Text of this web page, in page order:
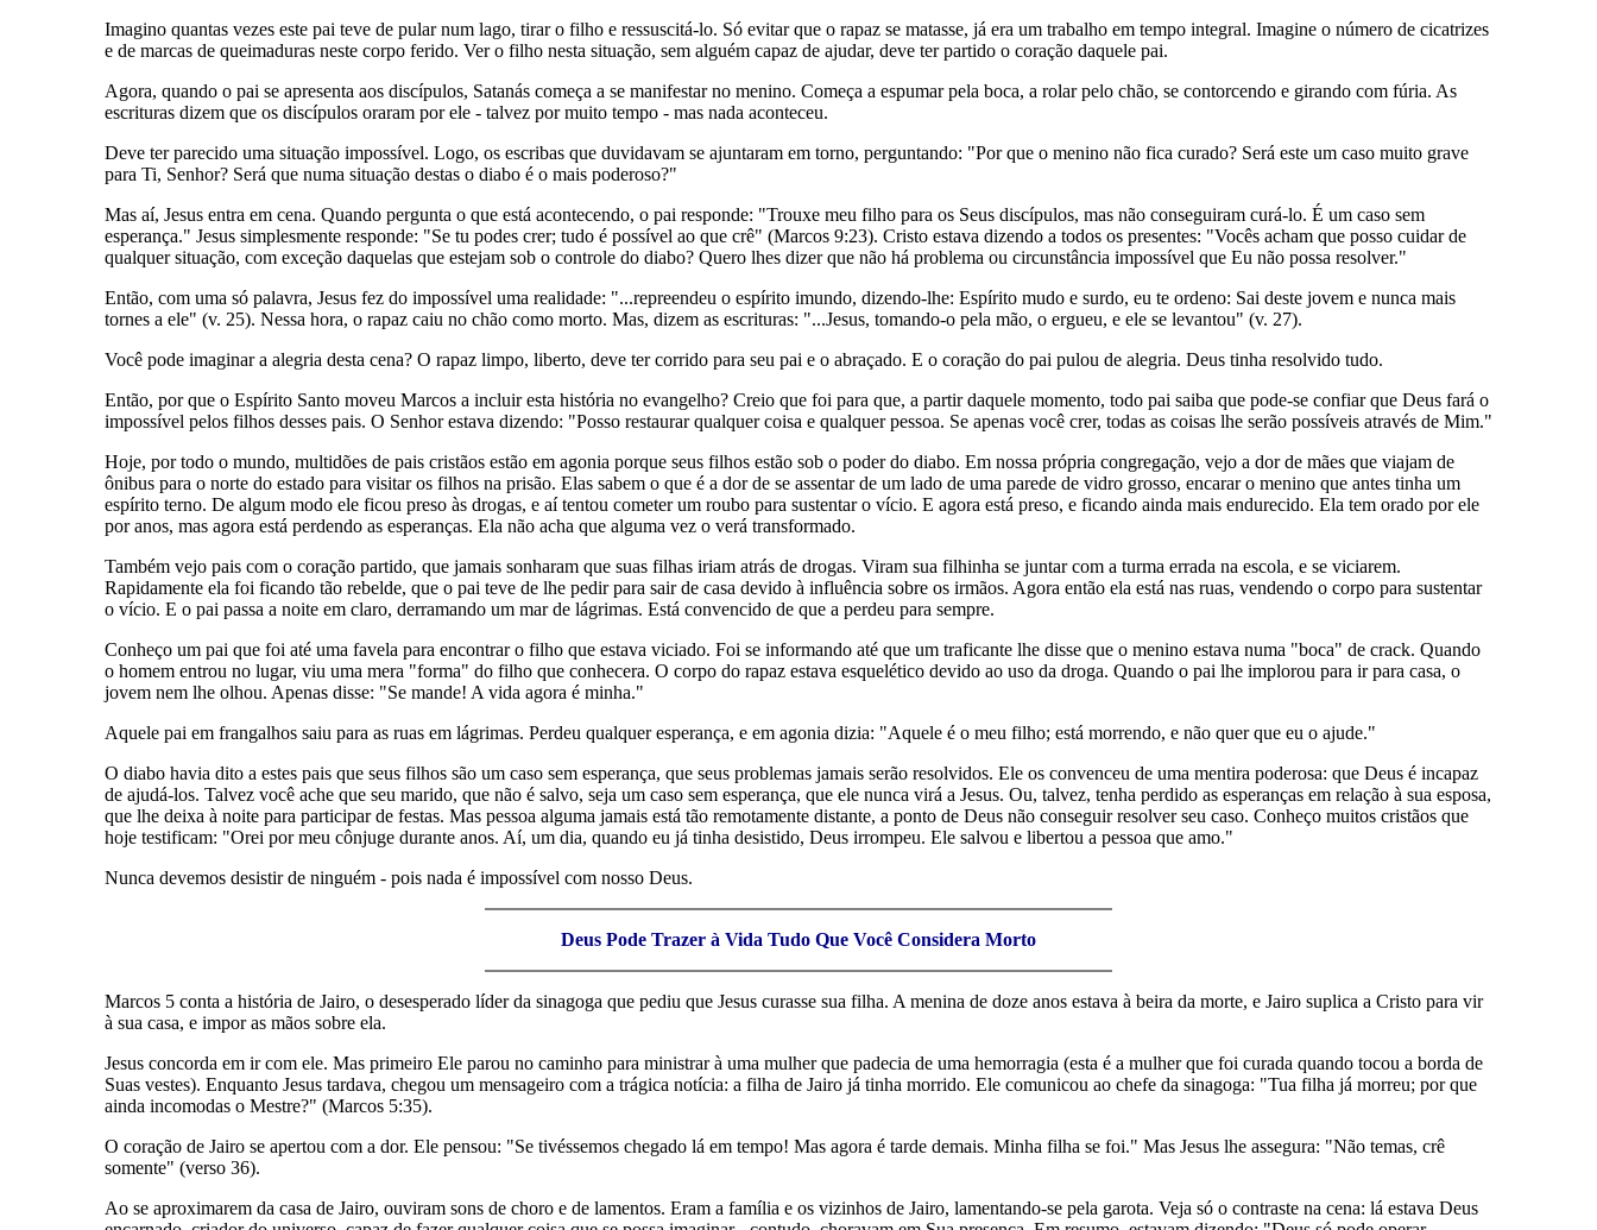
Imagino quantas vezes este pai teve de pular num lago, tirar o filho e ressuscitá-lo. Só evitar que o rapaz se matasse, já era um trabalho em tempo integral. Imagine o número de cicatrizes
e de marcas de queimaduras neste corpo ferido. Ver o filho nesta situação, sem alguém capaz de ajudar, deve ter partido o coração daquele pai.
Agora, quando o pai se apresenta aos discípulos, Satanás começa a se manifestar no menino. Começa a espumar pela boca, a rolar pelo chão, se contorcendo e girando com fúria. As
escrituras dizem que os discípulos oraram por ele - talvez por muito tempo - mas nada aconteceu.
Deve ter parecido uma situação impossível. Logo, os escribas que duvidavam se ajuntaram em torno, perguntando: "Por que o menino não fica curado? Será este um caso muito grave
para Ti, Senhor? Será que numa situação destas o diabo é o mais poderoso?"
Mas aí, Jesus entra em cena. Quando pergunta o que está acontecendo, o pai responde: "Trouxe meu filho para os Seus discípulos, mas não conseguiram curá-lo. É um caso sem
esperança." Jesus simplesmente responde: "Se tu podes crer; tudo é possível ao que crê" (Marcos 9:23). Cristo estava dizendo a todos os presentes: "Vocês acham que posso cuidar de
qualquer situação, com exceção daquelas que estejam sob o controle do diabo? Quero lhes dizer que não há problema ou circunstância impossível que Eu não possa resolver."
Então, com uma só palavra, Jesus fez do impossível uma realidade: "...repreendeu o espírito imundo, dizendo-lhe: Espírito mudo e surdo, eu te ordeno: Sai deste jovem e nunca mais
tornes a ele" (v. 25). Nessa hora, o rapaz caiu no chão como morto. Mas, dizem as escrituras: "...Jesus, tomando-o pela mão, o ergueu, e ele se levantou" (v. 27).
Você pode imaginar a alegria desta cena? O rapaz limpo, liberto, deve ter corrido para seu pai e o abraçado. E o coração do pai pulou de alegria. Deus tinha resolvido tudo.
Então, por que o Espírito Santo moveu Marcos a incluir esta história no evangelho? Creio que foi para que, a partir daquele momento, todo pai saiba que pode-se confiar que Deus fará o
impossível pelos filhos desses pais. O Senhor estava dizendo: "Posso restaurar qualquer coisa e qualquer pessoa. Se apenas você crer, todas as coisas lhe serão possíveis através de Mim."
Hoje, por todo o mundo, multidões de pais cristãos estão em agonia porque seus filhos estão sob o poder do diabo. Em nossa própria congregação, vejo a dor de mães que viajam de
ônibus para o norte do estado para visitar os filhos na prisão. Elas sabem o que é a dor de se assentar de um lado de uma parede de vidro grosso, encarar o menino que antes tinha um
espírito terno. De algum modo ele ficou preso às drogas, e aí tentou cometer um roubo para sustentar o vício. E agora está preso, e ficando ainda mais endurecido. Ela tem orado por ele
por anos, mas agora está perdendo as esperanças. Ela não acha que alguma vez o verá transformado.
Também vejo pais com o coração partido, que jamais sonharam que suas filhas iriam atrás de drogas. Viram sua filhinha se juntar com a turma errada na escola, e se viciarem.
Rapidamente ela foi ficando tão rebelde, que o pai teve de lhe pedir para sair de casa devido à influência sobre os irmãos. Agora então ela está nas ruas, vendendo o corpo para sustentar
o vício. E o pai passa a noite em claro, derramando um mar de lágrimas. Está convencido de que a perdeu para sempre.
Conheço um pai que foi até uma favela para encontrar o filho que estava viciado. Foi se informando até que um traficante lhe disse que o menino estava numa "boca" de crack. Quando
o homem entrou no lugar, viu uma mera "forma" do filho que conhecera. O corpo do rapaz estava esquelético devido ao uso da droga. Quando o pai lhe implorou para ir para casa, o
jovem nem lhe olhou. Apenas disse: "Se mande! A vida agora é minha."
Aquele pai em frangalhos saiu para as ruas em lágrimas. Perdeu qualquer esperança, e em agonia dizia: "Aquele é o meu filho; está morrendo, e não quer que eu o ajude."
O diabo havia dito a estes pais que seus filhos são um caso sem esperança, que seus problemas jamais serão resolvidos. Ele os convenceu de uma mentira poderosa: que Deus é incapaz
de ajudá-los. Talvez você ache que seu marido, que não é salvo, seja um caso sem esperança, que ele nunca virá a Jesus. Ou, talvez, tenha perdido as esperanças em relação à sua esposa,
que lhe deixa à noite para participar de festas. Mas pessoa alguma jamais está tão remotamente distante, a ponto de Deus não conseguir resolver seu caso. Conheço muitos cristãos que
hoje testificam: "Orei por meu cônjuge durante anos. Aí, um dia, quando eu já tinha desistido, Deus irrompeu. Ele salvou e libertou a pessoa que amo."
Nunca devemos desistir de ninguém - pois nada é impossível com nosso Deus.
Deus Pode Trazer à Vida Tudo Que Você Considera Morto
Marcos 5 conta a história de Jairo, o desesperado líder da sinagoga que pediu que Jesus curasse sua filha. A menina de doze anos estava à beira da morte, e Jairo suplica a Cristo para vir
à sua casa, e impor as mãos sobre ela.
Jesus concorda em ir com ele. Mas primeiro Ele parou no caminho para ministrar à uma mulher que padecia de uma hemorragia (esta é a mulher que foi curada quando tocou a borda de
Suas vestes). Enquanto Jesus tardava, chegou um mensageiro com a trágica notícia: a filha de Jairo já tinha morrido. Ele comunicou ao chefe da sinagoga: "Tua filha já morreu; por que
ainda incomodas o Mestre?" (Marcos 5:35).
O coração de Jairo se apertou com a dor. Ele pensou: "Se tivéssemos chegado lá em tempo! Mas agora é tarde demais. Minha filha se foi." Mas Jesus lhe assegura: "Não temas, crê
somente" (verso 36).
Ao se aproximarem da casa de Jairo, ouviram sons de choro e de lamentos. Eram a família e os vizinhos de Jairo, lamentando-se pela garota. Veja só o contraste na cena: lá estava Deus